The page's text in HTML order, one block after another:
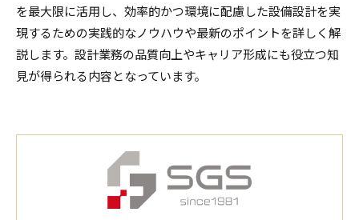
を最大限に活用し、効率的かつ環境に配慮した設備設計を実
現するための実践的なノウハウや最新のポイントを詳しく解
説します。設計業務の品質向上やキャリア形成にも役立つ知
見が得られる内容となっています。